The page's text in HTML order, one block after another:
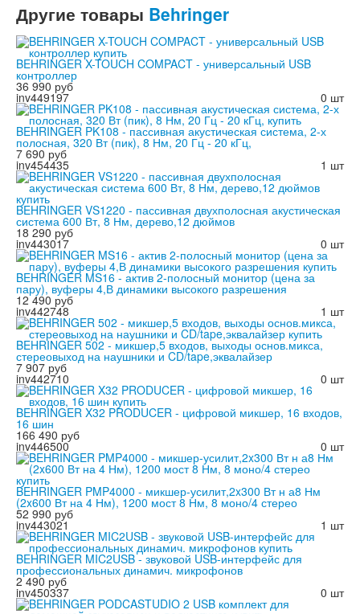
Другие товары Behringer
BEHRINGER X-TOUCH COMPACT - универсальный USB
контроллер
36 990 руб
0 шт
inv449197
BEHRINGER PK108 - пассивная акустическая система, 2-х
полосная, 320 Вт (пик), 8 Нм, 20 Гц - 20 кГц,
7 690 руб
1 шт
inv454435
BEHRINGER VS1220 - пассивная двухполосная акустическая
система 600 Вт, 8 Нм, дерево,12 дюймов
18 290 руб
0 шт
inv443017
BEHRINGER MS16 - актив 2-полосный монитор (цена за
пару), вуферы 4,В динамики высокого разрешения
12 490 руб
1 шт
inv442748
BEHRINGER 502 - микшер,5 входов, выходы основ.микса,
стереовыход на наушники и CD/tape,эквалайзер
7 907 руб
0 шт
inv442710
BEHRINGER X32 PRODUCER - цифровой микшер, 16 входов,
16 шин
166 490 руб
0 шт
inv446500
BEHRINGER PMP4000 - микшер-усилит,2x300 Вт н а8 Нм
(2x600 Вт на 4 Нм), 1200 мост 8 Нм, 8 моно/4 стерео
52 990 руб
1 шт
inv443021
BEHRINGER MIC2USB - звуковой USB-интерфейс для
профессиональных динамич. микрофонов
2 490 руб
0 шт
inv450337